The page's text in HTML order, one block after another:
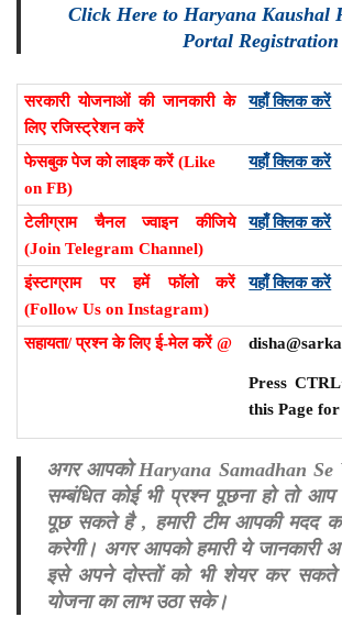
Click Here to Haryana Kaushal
Portal Registration
सरकारी योजनाओं की जानकारी के
लिए रजिस्ट्रेशन करें
यहाँ क्लिक करें
फेसबुक पेज को लाइक करें (Like
on FB)
यहाँ क्लिक करें
टेलीग्राम चैनल ज्वाइन कीजिये
(Join Telegram Channel)
यहाँ क्लिक करें
इंस्टाग्राम पर हमें फॉलो करें
(Follow Us on Instagram)
यहाँ क्लिक करें
सहायता/ प्रश्न के लिए ई-मेल करें @
Press
this Page
अगर आपको Haryana Samadhan Se
सम्बंधित कोई भी प्रश्न पूछना हो तो
पूछ सकते है , हमारी टीम आपकी मदद
करेगी। अगर आपको हमारी ये जानकारी
इसे अपने दोस्तों को भी शेयर कर सकते
योजना का लाभ उठा सके।